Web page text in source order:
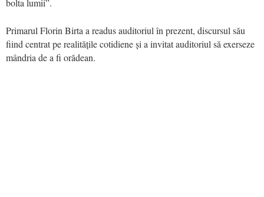
Primarul Florin Birta a readus auditoriul în prezent, discursul său
fiind centrat pe realitățile cotidiene și a invitat auditoriul să exerseze
mândria de a fi orădean.